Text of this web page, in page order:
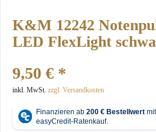
K&M 12242
LED FlexLight
9,50 € *
inkl. MwSt. zzgl. Versandkosten